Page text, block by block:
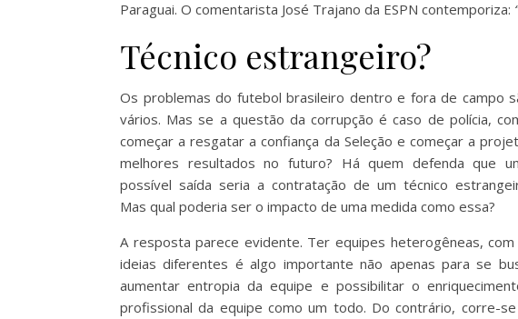
Paraguai. O comentarista José Trajano da ESPN contemporiza:
Técnico estrangeiro?
Os problemas do futebol brasileiro dentro e fora de campo
vários. Mas se a questão da corrupção é caso de polícia,
começar a resgatar a confiança da Seleção e começar a
melhores resultados no futuro? Há quem defenda que
possível saída seria a contratação de um técnico
Mas qual poderia ser o impacto de uma medida como essa?
A resposta parece evidente. Ter equipes heterogêneas,
ideias diferentes é algo importante não apenas para se
aumentar entropia da equipe e possibilitar o
profissional da equipe como um todo. Do contrário, corre-